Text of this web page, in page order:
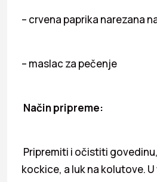
– crvena paprika narezana
– maslac za pečenje
Način pripreme:
Pripremiti i očistiti
kockice, a luk na kolutove.